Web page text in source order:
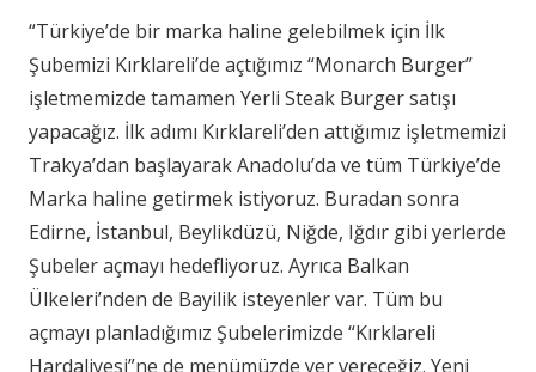
“Türkiye’de bir marka haline gelebilmek için İlk
Şubemizi Kırklareli’de açtığımız “Monarch Burger”
işletmemizde tamamen Yerli Steak Burger satışı
yapacağız. İlk adımı Kırklareli’den attığımız işletmemizi
Trakya’dan başlayarak Anadolu’da ve tüm Türkiye’de
Marka haline getirmek istiyoruz. Buradan sonra
Edirne, İstanbul, Beylikdüzü, Niğde, Iğdır gibi yerlerde
Şubeler açmayı hedefliyoruz. Ayrıca Balkan
Ülkeleri’nden de Bayilik isteyenler var. Tüm bu
açmayı planladığımız Şubelerimizde “Kırklareli
Hardaliyesi”ne de menümüzde yer vereceğiz. Yeni